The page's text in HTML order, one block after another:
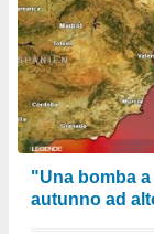
"Una bomba
autunno ad